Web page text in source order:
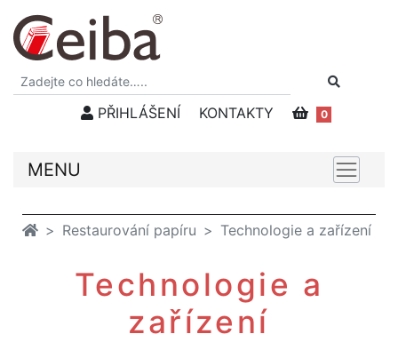
PŘIHLÁŠENÍ KONTAKTY 0
MENU
Restaurování papíru Technologie a zařízení
Technologie a
zařízení